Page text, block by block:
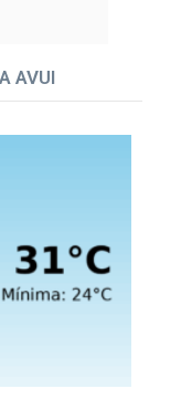
AVUI